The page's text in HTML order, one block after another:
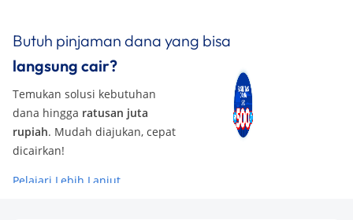
Butuh pinjaman dana yang bisa
langsung cair?
Temukan solusi kebutuhan
dana hingga ratusan juta
rupiah. Mudah diajukan, cepat
dicairkan!
Pelajari Lebih Lanjut